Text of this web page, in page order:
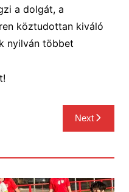
a dolgát, a
köztudottankiváló
nyilván többet
t!
Next